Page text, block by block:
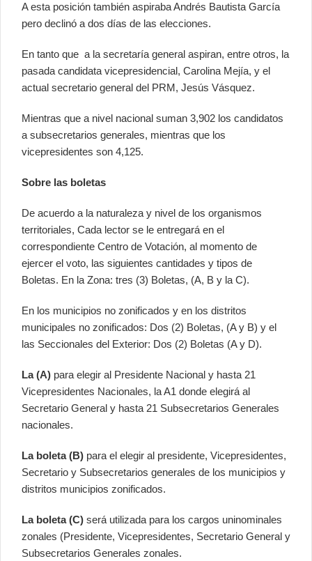
A esta posición también aspiraba Andrés Bautista García
pero declinó a dos días de las elecciones.
En tanto que a la secretaría general aspiran, entre otros, la
pasada candidata vicepresidencial, Carolina Mejía, y el
actual secretario general del PRM, Jesús Vásquez.
Mientras que a nivel nacional suman 3,902 los candidatos
a subsecretarios generales, mientras que los
vicepresidentes son 4,125.
Sobre las boletas
De acuerdo a la naturaleza y nivel de los organismos
territoriales, Cada lector se le entregará en el
correspondiente Centro de Votación, al momento de
ejercer el voto, las siguientes cantidades y tipos de
Boletas. En la Zona: tres (3) Boletas, (A, B y la C).
En los municipios no zonificados y en los distritos
municipales no zonificados: Dos (2) Boletas, (A y B) y el
las Seccionales del Exterior: Dos (2) Boletas (A y D).
La (A) para elegir al Presidente Nacional y hasta 21
Vicepresidentes Nacionales, la A1 donde elegirá al
Secretario General y hasta 21 Subsecretarios Generales
nacionales.
La boleta (B) para el elegir al presidente, Vicepresidentes,
Secretario y Subsecretarios generales de los municipios y
distritos municipios zonificados.
La boleta (C) será utilizada para los cargos uninominales
zonales (Presidente, Vicepresidentes, Secretario General y
Subsecretarios Generales zonales.